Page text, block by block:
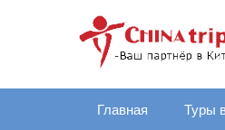
Главная Туры